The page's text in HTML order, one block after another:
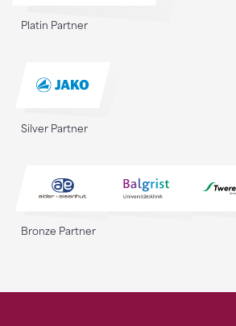
Platin Partner
Silver Partner
Bronze Partner